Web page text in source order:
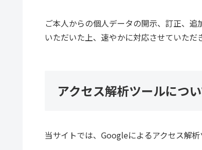
ご本人からの個人データの開示、訂正、
いただいた上、速やかに対応させていただ
アクセス解析ツールにつ
当サイトでは、Googleによるアクセス解